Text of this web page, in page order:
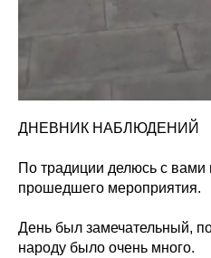
ДНЕВНИК НАБЛЮДЕНИЙ
По традиции делюсь с вами
прошедшего мероприятия.
День был замечательный,
народу было очень много.